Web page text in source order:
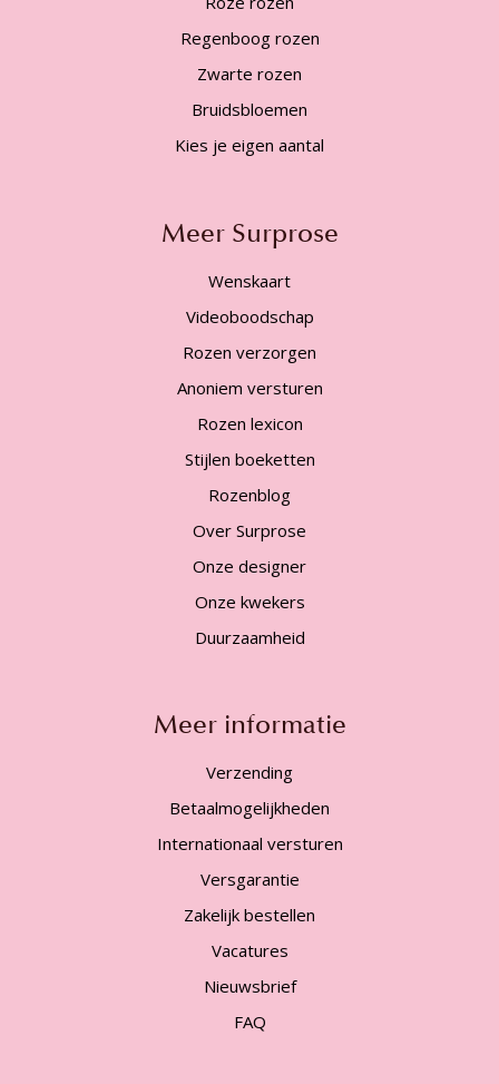
Regenboog rozen
Zwarte rozen
Bruidsbloemen
Kies je eigen aantal
Meer Surprose
Wenskaart
Videoboodschap
Rozen verzorgen
Anoniem versturen
Rozen lexicon
Stijlen boeketten
Rozenblog
Over Surprose
Onze designer
Onze kwekers
Duurzaamheid
Meer informatie
Verzending
Betaalmogelijkheden
Internationaal versturen
Versgarantie
Zakelijk bestellen
Vacatures
Nieuwsbrief
FAQ